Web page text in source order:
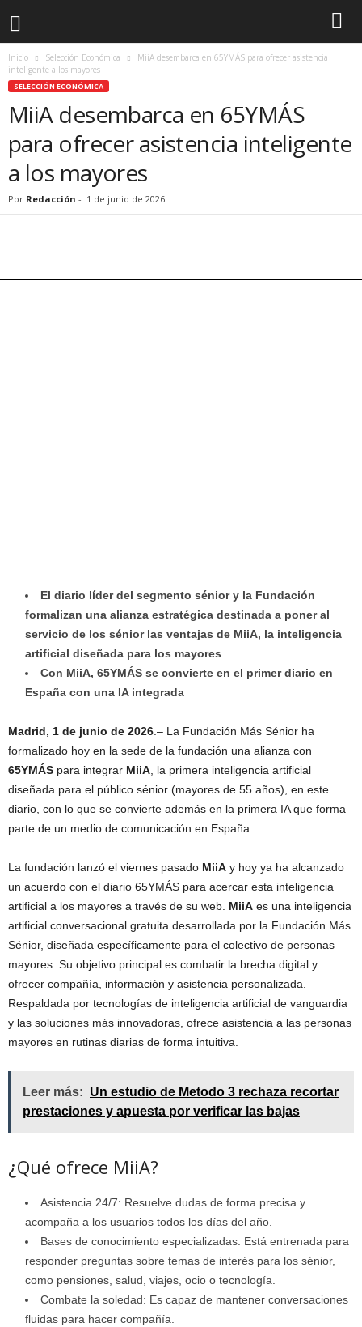
Inicio Selección Económica
MiiA desembarca en 65YMÁS para ofrecer asistencia
inteligente a los mayores
SELECCIÓN ECONÓMICA
MiiA desembarca en 65YMÁS
para ofrecer asistencia inteligente
a los mayores
Por Redacción - 1 de junio de 2026
El diario líder del segmento sénior y la Fundación
formalizan una alianza estratégica destinada a poner al
servicio de los sénior las ventajas de MiiA, la inteligencia
artificial diseñada para los mayores
Con MiiA, 65YMÁS se convierte en el primer diario en
España con una IA integrada
Madrid, 1 de junio de 2026 .– La Fundación Más Sénior ha
formalizado hoy en la sede de la fundación una alianza con
65YMÁS para integrar MiiA , la primera inteligencia artificial
diseñada para el público sénior (mayores de 55 años), en este
diario, con lo que se convierte además en la primera IA que forma
parte de un medio de comunicación en España.
La fundación lanzó el viernes pasado MiiA y hoy ya ha alcanzado
un acuerdo con el diario 65YMÁS para acercar esta inteligencia
artificial a los mayores a través de su web. MiiA es una inteligencia
artificial conversacional gratuita desarrollada por la Fundación Más
Sénior, diseñada específicamente para el colectivo de personas
mayores. Su objetivo principal es combatir la brecha digital y
ofrecer compañía, información y asistencia personalizada.
Respaldada por tecnologías de inteligencia artificial de vanguardia
y las soluciones más innovadoras, ofrece asistencia a las personas
mayores en rutinas diarias de forma intuitiva.
Leer más: Un estudio de Metodo 3 rechaza recortar
prestaciones y apuesta por verificar las bajas
¿Qué ofrece MiiA?
Asistencia 24/7: Resuelve dudas de forma precisa y
acompaña a los usuarios todos los días del año.
Bases de conocimiento especializadas: Está entrenada para
responder preguntas sobre temas de interés para los sénior,
como pensiones, salud, viajes, ocio o tecnología.
Combate la soledad: Es capaz de mantener conversaciones
fluidas para hacer compañía.